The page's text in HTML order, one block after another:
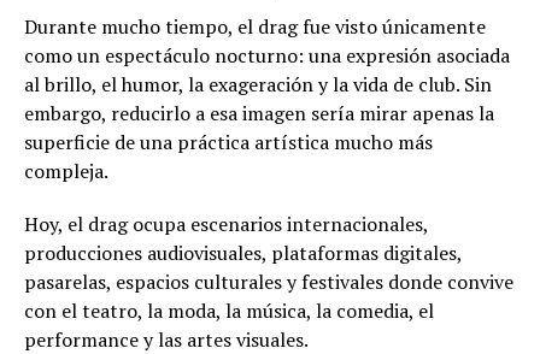
Durante mucho tiempo, el drag fue visto únicamente
como un espectáculo nocturno: una expresión asociada
al brillo, el humor, la exageración y la vida de club. Sin
embargo, reducirlo a esa imagen sería mirar apenas la
superficie de una práctica artística mucho más
compleja.
Hoy, el drag ocupa escenarios internacionales,
producciones audiovisuales, plataformas digitales,
pasarelas, espacios culturales y festivales donde convive
con el teatro, la moda, la música, la comedia, el
performance y las artes visuales.